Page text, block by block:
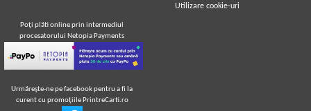
Utilizare cookie-uri
Poţi plăti online prin intermediul
procesatorului Netopia Payments
Urmăreşte-ne pe facebook pentru a fi la
curent cu promoţiile PrintreCarti.ro